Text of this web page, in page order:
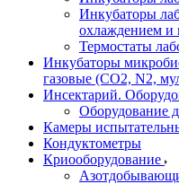
Инкубаторы
охлаждением и
Термостаты
Инкубаторы
газовые (CO2, N2,
Инсектарий.
Оборудование
Камеры
Кондуктометры
Криооборудование